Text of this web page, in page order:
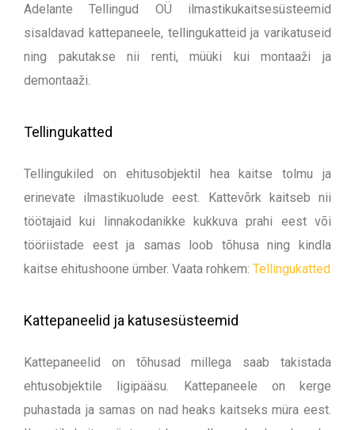
Adelante Tellingud OÜ ilmastikukaitsesüsteemid
sisaldavad kattepaneele, tellingukatteid ja varikatuseid
ning pakutakse nii renti, müüki kui montaaži ja
demontaaži.
Tellingukatted
Tellingukiled on ehitusobjektil hea kaitse tolmu ja
erinevate ilmastikuolude eest. Kattevõrk kaitseb nii
töötajaid kui linnakodanikke kukkuva prahi eest või
tööriistade eest ja samas loob tõhusa ning kindla
kaitse ehitushoone ümber. Vaata rohkem: Tellingukatted
Kattepaneelid ja katusesüsteemid
Kattepaneelid on tõhusad millega saab takistada
ehtusobjektile ligipääsu. Kattepaneele on kerge
puhastada ja samas on nad heaks kaitseks müra eest.